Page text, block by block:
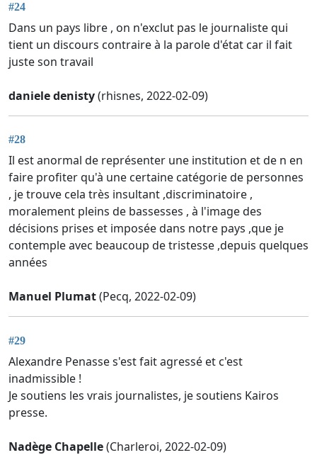
#24
Dans un pays libre , on n'exclut pas le journaliste qui
tient un discours contraire à la parole d'état car il fait
juste son travail
daniele denisty(rhisnes, 2022-02-09)
#28
Il est anormal de représenter une institution et de n en
faire profiter qu'à une certaine catégorie de personnes
, je trouve cela très insultant ,discriminatoire ,
moralement pleins de bassesses , à l'image des
décisions prises et imposée dans notre pays ,que je
contemple avec beaucoup de tristesse ,depuis quelques
années
Manuel Plumat(Pecq, 2022-02-09)
#29
Alexandre Penasse s'est fait agressé et c'est
inadmissible !
Je soutiens les vrais journalistes, je soutiens Kairos
presse.
Nadège Chapelle(Charleroi, 2022-02-09)